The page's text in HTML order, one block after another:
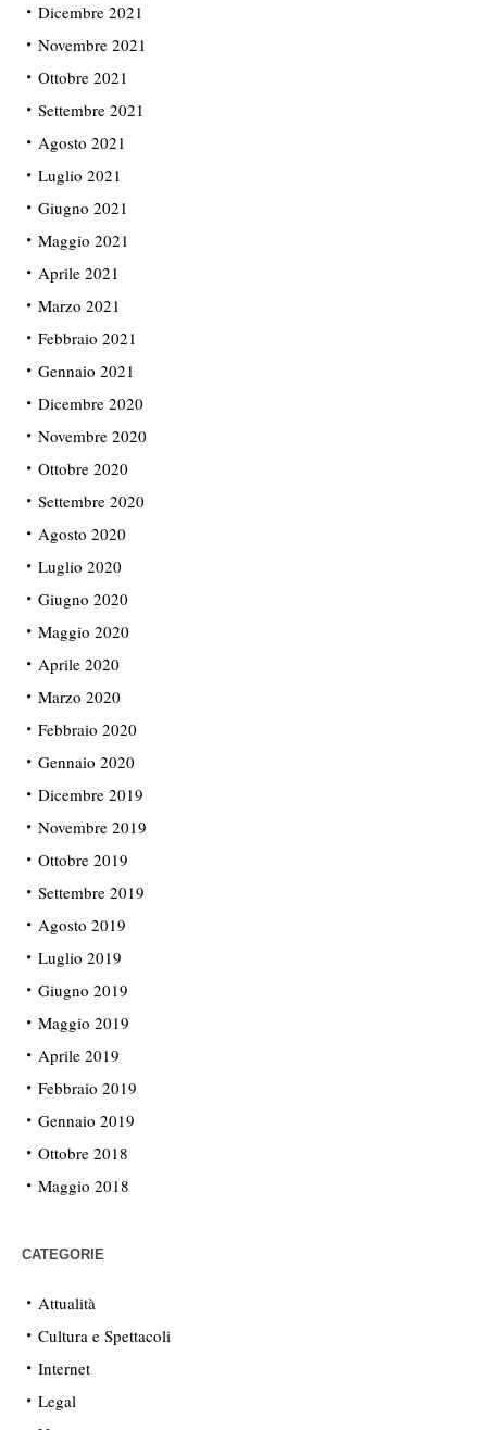
Dicembre 2021
Novembre 2021
Ottobre 2021
Settembre 2021
Agosto 2021
Luglio 2021
Giugno 2021
Maggio 2021
Aprile 2021
Marzo 2021
Febbraio 2021
Gennaio 2021
Dicembre 2020
Novembre 2020
Ottobre 2020
Settembre 2020
Agosto 2020
Luglio 2020
Giugno 2020
Maggio 2020
Aprile 2020
Marzo 2020
Febbraio 2020
Gennaio 2020
Dicembre 2019
Novembre 2019
Ottobre 2019
Settembre 2019
Agosto 2019
Luglio 2019
Giugno 2019
Maggio 2019
Aprile 2019
Febbraio 2019
Gennaio 2019
Ottobre 2018
Maggio 2018
CATEGORIE
Attualità
Cultura e Spettacoli
Internet
Legal